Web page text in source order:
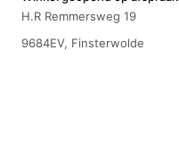
H.R Remmersweg 19
9684EV, Finsterwolde